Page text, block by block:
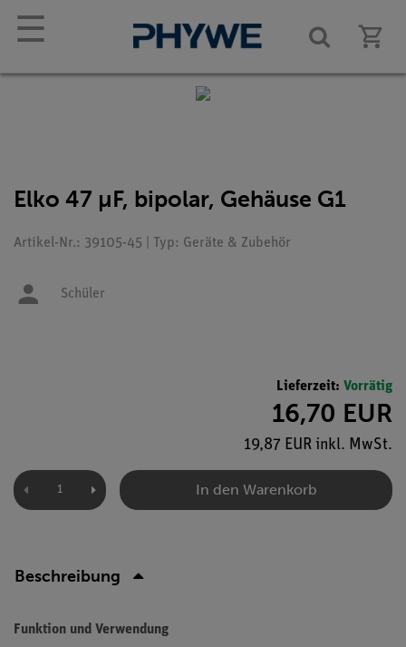
☰
Elko 47 µF, bipolar, Gehäuse G1
Artikel-Nr.: 39105-45 | Typ: Geräte & Zubehör
Schüler
Lieferzeit: Vorrätig
16,70 EUR
19,87 EUR inkl. MwSt.
In den Warenkorb
Beschreibung
Funktion und Verwendung